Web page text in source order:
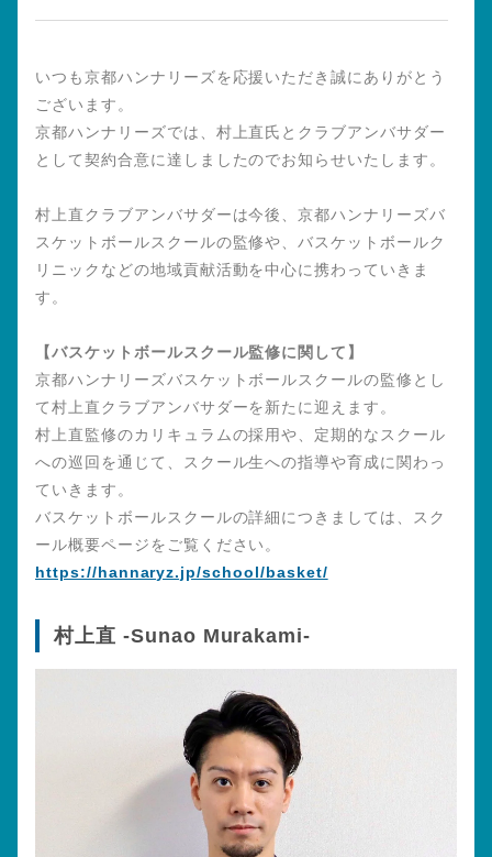
いつも京都ハンナリーズを応援いただき誠にありがとう
ございます。
京都ハンナリーズでは、村上直氏とクラブアンバサダー
として契約合意に達しましたのでお知らせいたします。
村上直クラブアンバサダーは今後、京都ハンナリーズバ
スケットボールスクールの監修や、バスケットボールク
リニックなどの地域貢献活動を中心に携わっていきま
す。
【バスケットボールスクール監修に関して】
京都ハンナリーズバスケットボールスクールの監修とし
て村上直クラブアンバサダーを新たに迎えます。
村上直監修のカリキュラムの採用や、定期的なスクール
への巡回を通じて、スクール生への指導や育成に関わっ
ていきます。
バスケットボールスクールの詳細につきましては、スク
ール概要ページをご覧ください。
https://hannaryz.jp/school/basket/
村上直 -Sunao Murakami-